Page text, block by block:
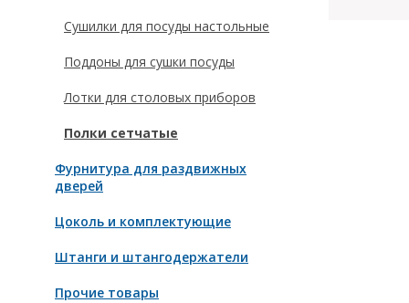
Сушилки для посуды настольные
Поддоны для сушки посуды
Лотки для столовых приборов
Полки сетчатые
Фурнитура для раздвижных
дверей
Цоколь и комплектующие
Штанги и штангодержатели
Прочие товары